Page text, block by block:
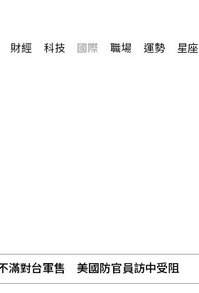
財經 科技 國際 職場 運勢 星座
滿對台軍售 美國防官員訪中受阻